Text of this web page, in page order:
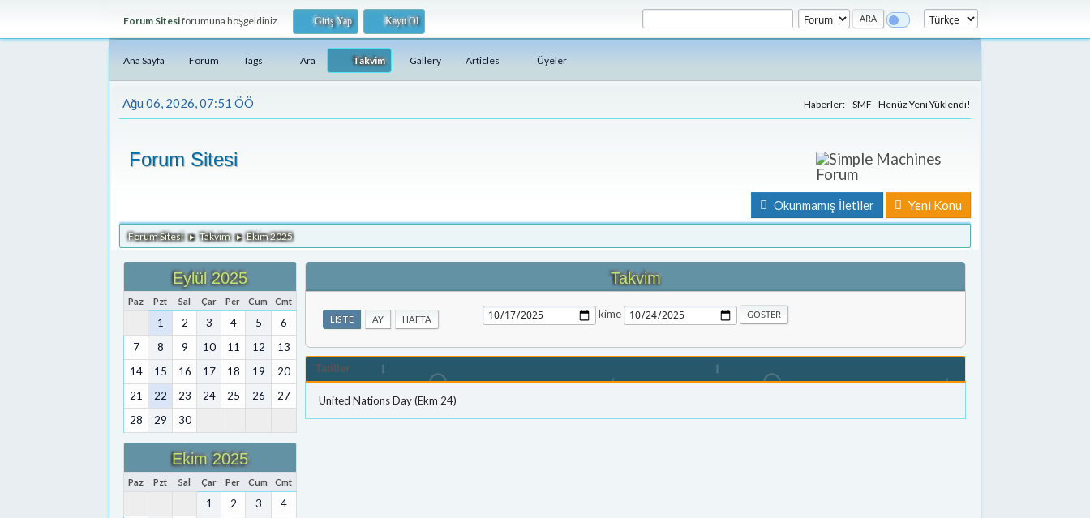
Forum Sitesiforumuna hoşgeldiniz. Giriş Yap Kayıt Ol
Ana Sayfa Forum Tags Ara Takvim Gallery Articles Üyeler
Ağu 06, 2026, 07:51 ÖÖ Haberler: SMF - Henüz Yeni Yüklendi!
Forum Sitesi
Okunmamış İletiler Yeni Konu
Forum Sitesi ► Takvim ► Ekim 2025
Eylül 2025
Paz Pzt Sal Çar Per Cum Cmt
1 2 3 4 5
6
7
8 9 10 11 12
13
14
15 16 17 18 19
20
21
22 23 24 25 26
27
28
29 30
Ekim 2025
Paz Pzt Sal Çar Per Cum Cmt
1 2 3
4
Takvim
LISTE AY HAFTA kime
Tatiller
United Nations Day (Ekm 24)